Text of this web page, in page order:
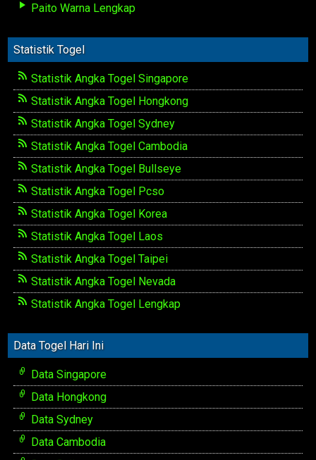
Paito Warna Lengkap
Statistik Togel
Statistik Angka Togel Singapore
Statistik Angka Togel Hongkong
Statistik Angka Togel Sydney
Statistik Angka Togel Cambodia
Statistik Angka Togel Bullseye
Statistik Angka Togel Pcso
Statistik Angka Togel Korea
Statistik Angka Togel Laos
Statistik Angka Togel Taipei
Statistik Angka Togel Nevada
Statistik Angka Togel Lengkap
Data Togel Hari Ini
Data Singapore
Data Hongkong
Data Sydney
Data Cambodia